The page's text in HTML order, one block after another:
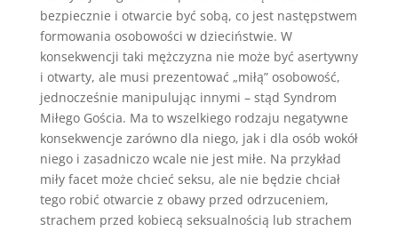
bezpiecznie i otwarcie być sobą, co jest następstwem
formowania osobowości w dzieciństwie. W
konsekwencji taki mężczyzna nie może być asertywny
i otwarty, ale musi prezentować „miłą” osobowość,
jednocześnie manipulując innymi – stąd Syndrom
Miłego Gościa. Ma to wszelkiego rodzaju negatywne
konsekwencje zarówno dla niego, jak i dla osób wokół
niego i zasadniczo wcale nie jest miłe. Na przykład
miły facet może chcieć seksu, ale nie będzie chciał
tego robić otwarcie z obawy przed odrzuceniem,
strachem przed kobiecą seksualnością lub strachem